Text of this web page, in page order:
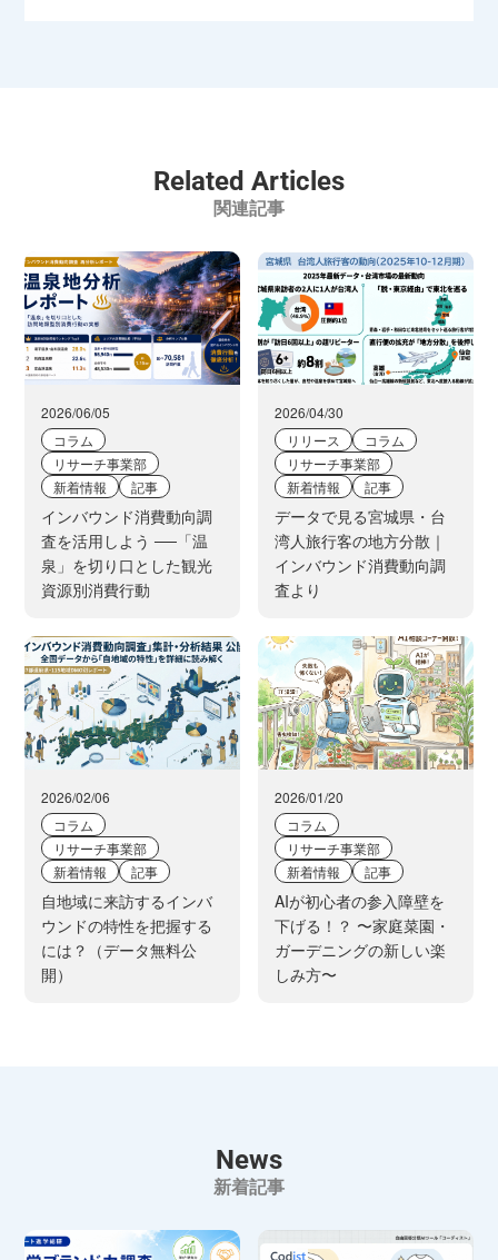
Related Articles
関連記事
2026/06/05
コラム
リサーチ事業部
新着情報
記事
インバウンド消費動向調
査を活用しよう ──「温
泉」を切り口とした観光
資源別消費行動
2026/04/30
リリース
コラム
リサーチ事業部
新着情報
記事
データで見る宮城県・台
湾人旅行客の地方分散｜
インバウンド消費動向調
査より
2026/02/06
コラム
リサーチ事業部
新着情報
記事
自地域に来訪するインバ
ウンドの特性を把握する
には？（データ無料公
開）
2026/01/20
コラム
リサーチ事業部
新着情報
記事
AIが初心者の参入障壁を
下げる！？ 〜家庭菜園・
ガーデニングの新しい楽
しみ方〜
News
新着記事